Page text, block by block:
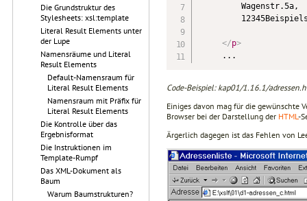
Die Grundstruktur des
Stylesheets: xsl:template
Literal Result Elements unter
der Lupe
Namensräume und Literal
Result Elements
Default-Namensraum für
Literal Result Elements
Namensraum mit Präfix für
Literal Result Elements
Die Kontrolle über das
Ergebnisformat
Die Instruktionen im
Template-Rumpf
Das XML-Dokument als
Baum
Warum Baumstrukturen?
         Wagenstr.5a,
</p>
Code-Beispiel: kap01/1.16.1/
Einiges davon mag für die gewünschte
Browser bei der Darstellung der HTML -
Ärgerlich dagegen ist das Fehlen von